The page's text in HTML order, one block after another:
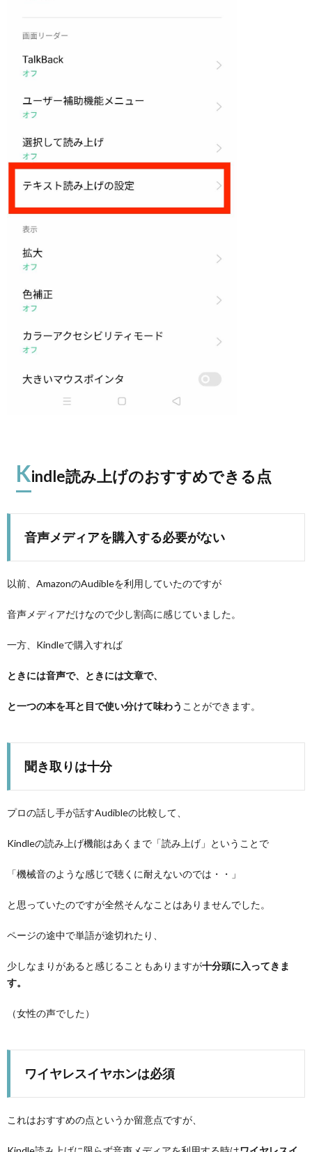
Kindle読み上げのおすすめできる点
音声メディアを購入する必要がない
以前、AmazonのAudibleを利用していたのですが
音声メディアだけなので少し割高に感じていました。
一方、Kindleで購入すれば
ときには音声で、ときには文章で、
と一つの本を耳と目で使い分けて味わう ことができます。
聞き取りは十分
プロの話し手が話すAudibleの比較して、
Kindleの読み上げ機能はあくまで「読み上げ」ということで
「機械音のような感じで聴くに耐えないのでは・・」
と思っていたのですが全然そんなことはありませんでした。
ページの途中で単語が途切れたり、
少しなまりがあると感じることもありますが十分頭に入ってきま
す。
（女性の声でした）
ワイヤレスイヤホンは必須
これはおすすめの点というか留意点ですが、